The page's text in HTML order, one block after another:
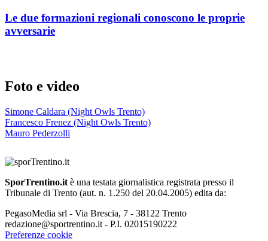
Le due formazioni regionali conoscono le proprie
avversarie
Foto e video
Simone Caldara (Night Owls Trento)
Francesco Frenez (Night Owls Trento)
Mauro Pederzolli
SporTrentino.it è una testata giornalistica registrata presso il
Tribunale di Trento (aut. n. 1.250 del 20.04.2005) edita da:
PegasoMedia srl - Via Brescia, 7 - 38122 Trento
redazione@sportrentino.it - P.I. 02015190222
Preferenze cookie